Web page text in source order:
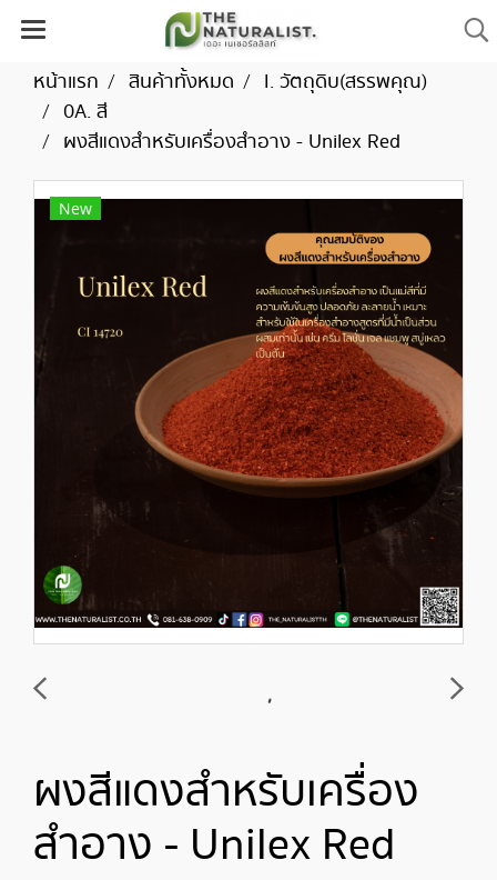
หน้าแรก สินค้าทั้งหมด
I. วัตถุดิบ(สรรพคุณ)
0A. สี
ผงสีแดงสำหรับเครื่องสำอาง - Unilex Red
New
ผงสีแดงสำหรับเครื่อง
สำอาง - Unilex Red